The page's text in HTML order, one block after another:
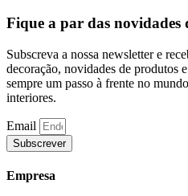
Fique a par das novidades
Subscreva a nossa newsletter e
decoração, novidades de produtos
sempre um passo à frente no
interiores.
Email
Subscrever
Empresa